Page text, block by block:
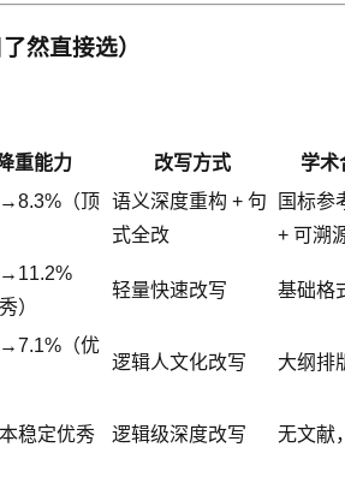
然直接选）
降重能力 改写方式 学术
（顶
语义深度重构 + 句
式全改
国标参
+ 可溯
）
轻量快速改写 基础格
（优
逻辑人文化改写 大纲排
稳定优秀 逻辑级深度改写 无文献